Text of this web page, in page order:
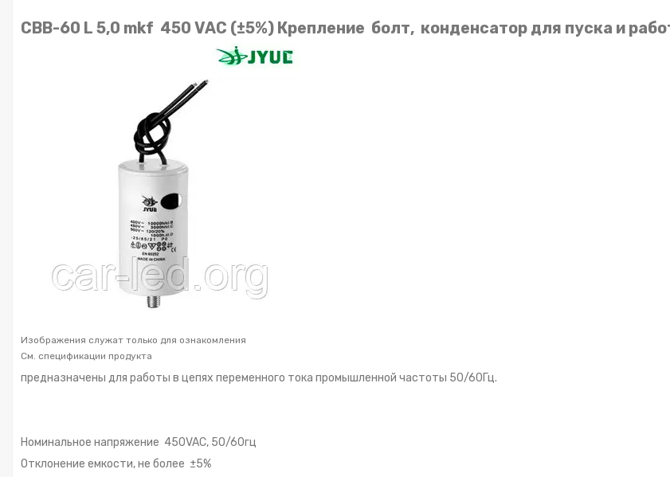
CBB-60 L 5,0 mkf 450 VAC (±5%) Крепление болт, конденсатор для пуска и
Изображения служат только для ознакомления
См. спецификации продукта
предназначены для работы в цепях переменного тока промышленной частоты 50/60Гц.
Номинальное напряжение 450VAC, 50/60гц
Отклонение емкости, не более ±5%